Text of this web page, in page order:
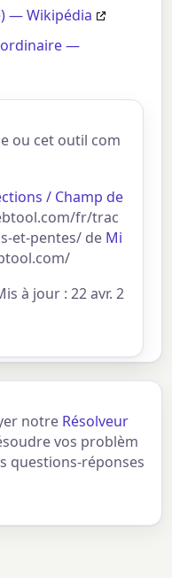
— Wikipédia
ordinaire —
ou cet outil com
/ Champ de
fr/trac
et-pentes/ de Mi
à jour : 22 avr. 2
notre Résolveur
vos problèm
questions-réponses